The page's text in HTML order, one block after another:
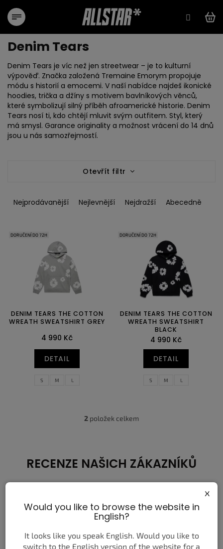
obsah
Denim Tears
Denim Tears je víc než jen streetwear – je to kulturní
výpověď. Značka založená Tremaine Emorym propojuje
módu s historií a emocemi. V naší nabídce najdeš ikonické
hoodies, trička a džíny s motivem bavlníkových věnců,
které symbolizují silný příběh afroamerické historie. Denim
Tears nosí ti, kdo chtějí mluvit svým outfitem. Styl, který
má smysl. Garance originality a možnost vrácení do 14 dnů
jsou u nás samozřejmostí.
Otevřít filtr
a
n
k
t
Nejprodávanější Nejlevnější Nejdražší Abecedně
V
o
d
DORUČENÍ DO 72H
DENIM TEARS THE COTTON
WREATH SWEATSHIRT GREY
4 990 Kč
DETAIL
S M L
DORUČENÍ DO 72H
DENIM TEARS THE COTTON
WREATH SWEATSHIRT
BLACK
4 990 Kč
DETAIL
S M L
O
d
a
c
r
v
y
v
2 položek celkem
RECENZE NAŠICH ZÁKAZNÍKŮ
Previous
Anwar I.
Nakoupil jsem zde a jsem velmi spokojen, kvalitní
Would you like to browse the website in
English?
x
It looks like you speak English. Would you like to
switch to the English version of the website for a